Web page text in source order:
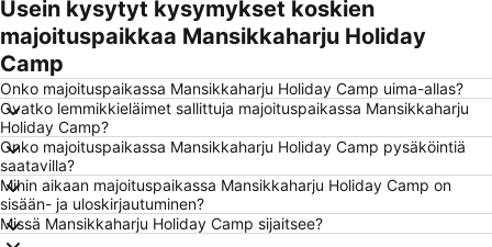
Usein kysytyt kysymykset koskien
majoituspaikkaa Mansikkaharju Holiday
Camp
Onko majoituspaikassa Mansikkaharju Holiday Camp uima-allas?
Ovatko lemmikkieläimet sallittuja majoituspaikassa Mansikkaharju
Holiday Camp?
Onko majoituspaikassa Mansikkaharju Holiday Camp pysäköintiä
saatavilla?
Mihin aikaan majoituspaikassa Mansikkaharju Holiday Camp on
sisään- ja uloskirjautuminen?
Missä Mansikkaharju Holiday Camp sijaitsee?